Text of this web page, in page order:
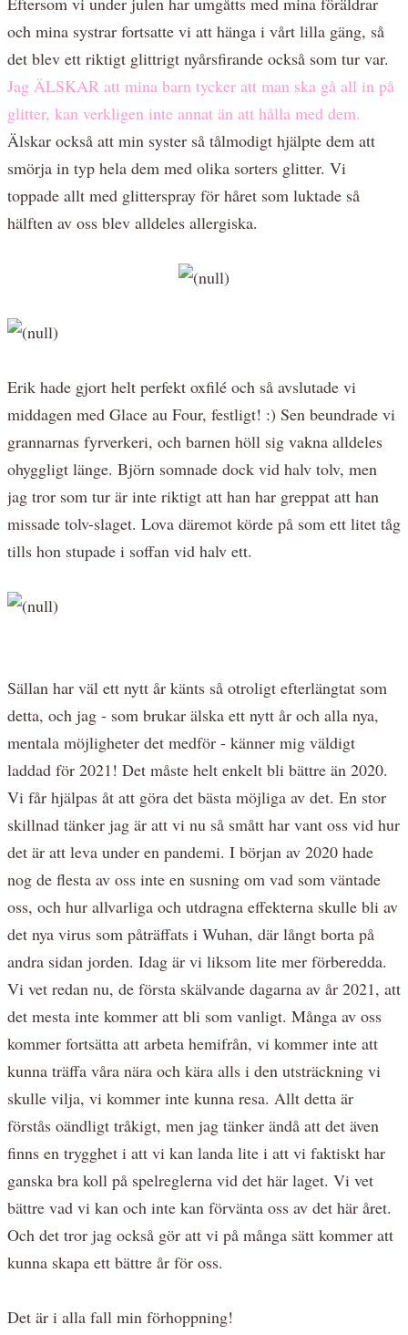
och mina systrar fortsatte vi att hänga i vårt lilla gäng, så
det blev ett riktigt glittrigt nyårsfirande också som tur var.
Jag ÄLSKAR att mina barn tycker att man ska gå all in på
glitter, kan verkligen inte annat än att hålla med dem.
Älskar också att min syster så tålmodigt hjälpte dem att
smörja in typ hela dem med olika sorters glitter. Vi
toppade allt med glitterspray för håret som luktade så
hälften av oss blev alldeles allergiska.
Erik hade gjort helt perfekt oxfilé och så avslutade vi
middagen med Glace au Four, festligt! :) Sen beundrade vi
grannarnas fyrverkeri, och barnen höll sig vakna alldeles
ohyggligt länge. Björn somnade dock vid halv tolv, men
jag tror som tur är inte riktigt att han har greppat att han
missade tolv-slaget. Lova däremot körde på som ett litet tåg
tills hon stupade i soffan vid halv ett.
Sällan har väl ett nytt år känts så otroligt efterlängtat som
detta, och jag - som brukar älska ett nytt år och alla nya,
mentala möjligheter det medför - känner mig väldigt
laddad för 2021! Det måste helt enkelt bli bättre än 2020.
Vi får hjälpas åt att göra det bästa möjliga av det. En stor
skillnad tänker jag är att vi nu så smått har vant oss vid hur
det är att leva under en pandemi. I början av 2020 hade
nog de flesta av oss inte en susning om vad som väntade
oss, och hur allvarliga och utdragna effekterna skulle bli av
det nya virus som påträffats i Wuhan, där långt borta på
andra sidan jorden. Idag är vi liksom lite mer förberedda.
Vi vet redan nu, de första skälvande dagarna av år 2021, att
det mesta inte kommer att bli som vanligt. Många av oss
kommer fortsätta att arbeta hemifrån, vi kommer inte att
kunna träffa våra nära och kära alls i den utsträckning vi
skulle vilja, vi kommer inte kunna resa. Allt detta är
förstås oändligt tråkigt, men jag tänker ändå att det även
finns en trygghet i att vi kan landa lite i att vi faktiskt har
ganska bra koll på spelreglerna vid det här laget. Vi vet
bättre vad vi kan och inte kan förvänta oss av det här året.
Och det tror jag också gör att vi på många sätt kommer att
kunna skapa ett bättre år för oss.
Det är i alla fall min förhoppning!